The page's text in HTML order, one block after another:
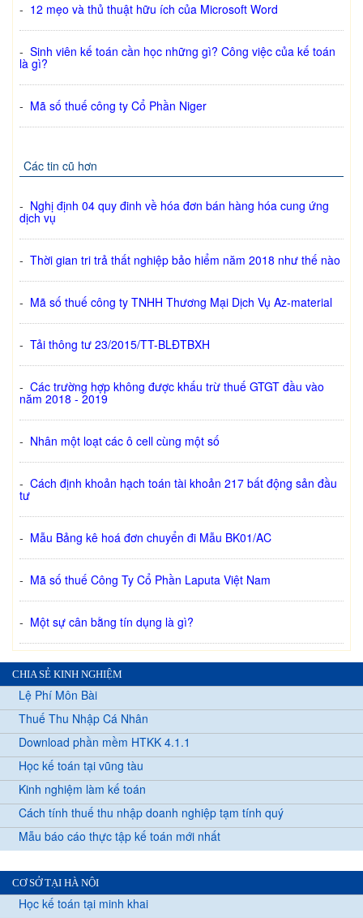
- 12 mẹo và thủ thuật hữu ích của Microsoft Word
- Sinh viên kế toán cần học những gì? Công việc của kế toán
là gì?
- Mã số thuế công ty Cổ Phần Niger
Các tin cũ hơn
- Nghị định 04 quy đinh về hóa đơn bán hàng hóa cung ứng
dịch vụ
- Thời gian tri trả thất nghiệp bảo hiểm năm 2018 như thế nào
- Mã số thuế công ty TNHH Thương Mại Dịch Vụ Az-material
- Tải thông tư 23/2015/TT-BLĐTBXH
- Các trường hợp không được khấu trừ thuế GTGT đầu vào
năm 2018 - 2019
- Nhân một loạt các ô cell cùng một số
- Cách định khoản hạch toán tài khoản 217 bất động sản đầu
tư
- Mẫu Bảng kê hoá đơn chuyển đi Mẫu BK01/AC
- Mã số thuế Công Ty Cổ Phần Laputa Việt Nam
- Một sự cân bằng tín dụng là gì?
CHIA SẺ KINH NGHIỆM
Lệ Phí Môn Bài
Thuế Thu Nhập Cá Nhân
Download phần mềm HTKK 4.1.1
Học kế toán tại vũng tàu
Kinh nghiệm làm kế toán
Cách tính thuế thu nhập doanh nghiệp tạm tính quý
Mẫu báo cáo thực tập kế toán mới nhất
CƠ SỞ TẠI HÀ NỘI
Học kế toán tại minh khai